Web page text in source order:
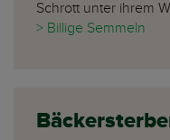
Schrott unter ihrem
> Billige Semmeln